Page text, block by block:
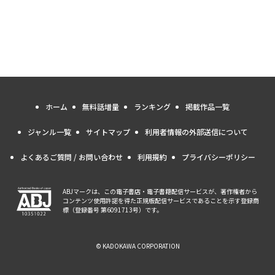
ホーム 無料話増量 ランキング 掲載作品一覧
ジャンル一覧 サイトマップ 利用者情報の外部送信について
よくあるご質問 / お問い合わせ 利用規約 プライバシーポリシー
ABJマークは、この電子書店・電子書籍配信サービスが、著作権者から
コンテンツ使用許諾を得た正規版配信サービスであることを示す登録商
標（登録番号 第6091713号）です。
© KADOKAWA CORPORATION